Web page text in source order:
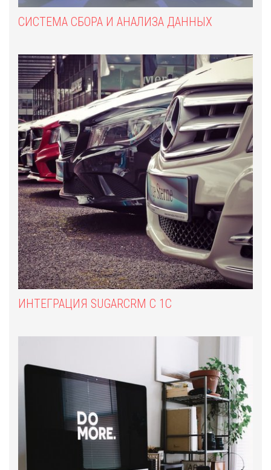
СИСТЕМА СБОРА И АНАЛИЗА ДАННЫХ
ИНТЕГРАЦИЯ SUGARCRM С 1С